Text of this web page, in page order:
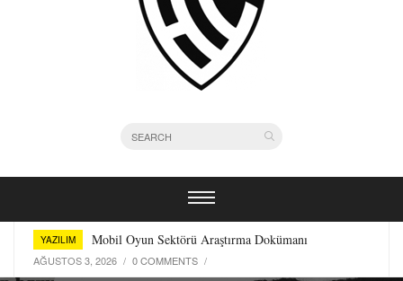
0 COMMENTS /
YAZILIM Mobil Oyun Sektörü Araştırma Dokümanı
AĞUSTOS 3, 2026 / 0 COMMENTS /